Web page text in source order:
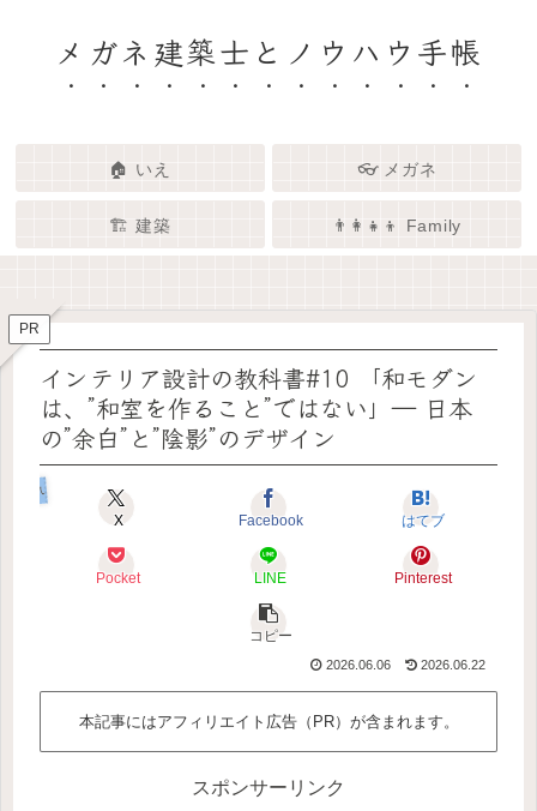
メガネ建築士とノウハウ手帳
🏠 いえ 👓 メガネ
🏗️ 建築 👨‍👩‍👧‍👦 Family
🏠✨ 建築士と考える「いい家」
👓✨ メガネの奥にある「わたし
🏗️✨ 建築 × エンタメで、暮らし
👨‍👩‍👧🌿 Family – 暮らしを育て
PR
インテリア設計の教科書#10 「和モダン
は、”和室を作ること”ではない」― 日本
の”余白”と”陰影”のデザイン
いえのコダワリ
X Facebook はてブ
Pocket LINE Pinterest
コピー
2026.06.06 2026.06.22
本記事にはアフィリエイト広告（PR）が含まれます。
スポンサーリンク